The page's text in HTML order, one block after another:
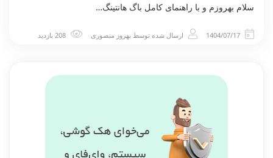
سلام بهروزم و با راهنمای کامل باگ هانتینگ…
1404/07/17 ارسال شده توسط بهروز منصوری